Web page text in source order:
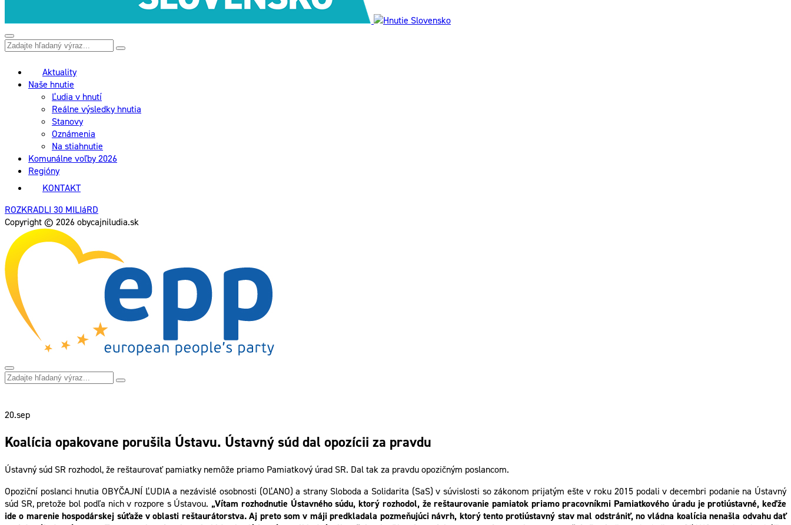
Aktuality
Naše hnutie
Ľudia v hnutí
Reálne výsledky hnutia
Stanovy
Oznámenia
Na stiahnutie
Komunálne voľby 2026
Regióny
KONTAKT
ROZKRADLI 30 MILIáRD
Copyright © 2026 obycajniludia.sk
20.sep
Koalícia opakovane porušila Ústavu. Ústavný súd dal opozícii za pravdu
Ústavný súd SR rozhodol, že reštaurovať pamiatky nemôže priamo Pamiatkový úrad SR. Dal tak za pravdu opozičným poslancom.
Opoziční poslanci hnutia OBYČAJNÍ ĽUDIA a nezávislé osobnosti (OĽANO) a strany Sloboda a Solidarita (SaS) v súvislosti so zákonom prijatým ešte v roku 2015 podali v decembri podanie na Ústavný
súd SR, pretože bol podľa nich v rozpore s Ústavou. „Vítam rozhodnutie Ústavného súdu, ktorý rozhodol, že reštaurovanie pamiatok priamo pracovníkmi Pamiatkového úradu je protiústavné, keďže
ide o marenie hospodárskej súťaže v oblasti reštaurátorstva. Aj preto som v máji predkladala pozmeňujúci návrh, ktorý tento protiústavný stav mal odstrániť, no vládna koalícia nenašla odvahu dať